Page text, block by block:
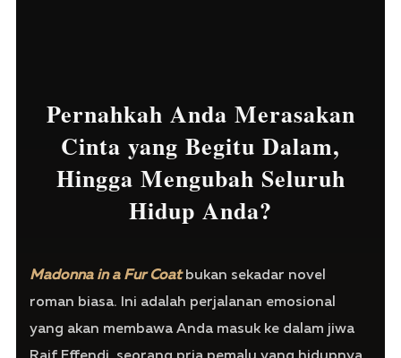
Pernahkah Anda Merasakan
Cinta yang Begitu Dalam,
Hingga Mengubah Seluruh
Hidup Anda?
Madonna in a Fur Coatbukan sekadar novel
roman biasa. Ini adalah perjalanan emosional
yang akan membawa Anda masuk ke dalam jiwa